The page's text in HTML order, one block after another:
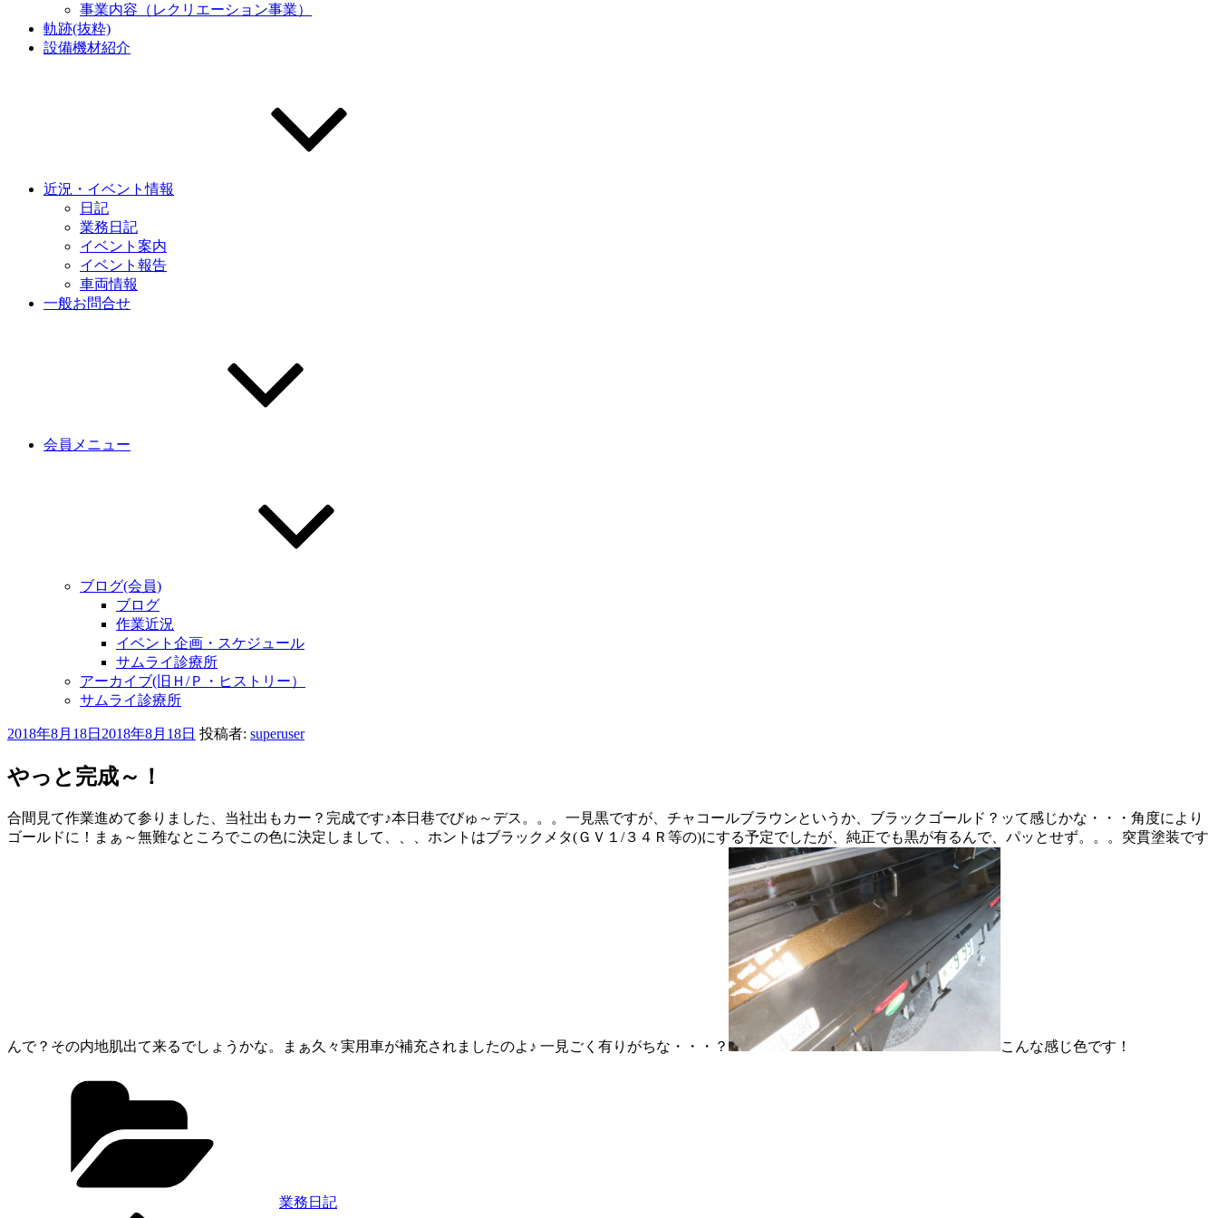
事業内容（レクリエーション事業）
軌跡(抜粋)
設備機材紹介
近況・イベント情報
日記
業務日記
イベント案内
イベント報告
車両情報
一般お問合せ
会員メニュー
ブログ(会員)
ブログ
作業近況
イベント企画・スケジュール
サムライ診療所
アーカイブ(旧Ｈ/Ｐ・ヒストリー）
サムライ診療所
投
日:
2018年8月18日 2018年8月18日 投稿者: superuser
やっと完成～！
合間見て作業進めて参りました、当社出もカー？完成です♪本日巷でびゅ～デス。。。一見黒ですが、チャコールブラウンというか、ブラックゴールド？ッて感じかな・・・角度により
ゴールドに！まぁ～無難なところでこの色に決定しまして、、、ホントはブラックメタ(ＧＶ１/３４Ｒ等の)にする予定でしたが、純正でも黒が有るんで、パッとせず。。。突貫塗装です
んで？その内地肌出て来るでしょうかな。まぁ久々実用車が補充されましたのよ♪ 一見ごく有りがちな・・・？ こんな感じ色です！
業務日記